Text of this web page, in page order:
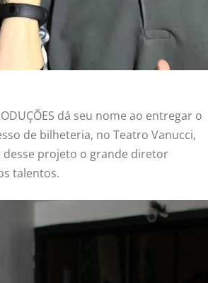
dá seu nome ao entregar o
de bilheteria, no Teatro Vanucci,
desse projeto o grande diretor
talentos.